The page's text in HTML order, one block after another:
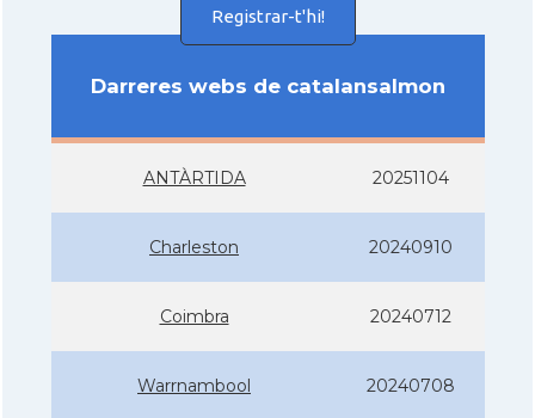
Registrar-t'hi!
Darreres webs de catalansalmon
ANTÀRTIDA 20251104
Charleston 20240910
Coimbra 20240712
Warrnambool 20240708